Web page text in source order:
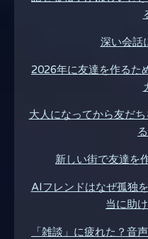
深い会話
2026年に友達を作るた
大人になってから友だ
新しい街で友達を
AIフレンドはなぜ孤独
当に助
「雑談」に疲れた？音